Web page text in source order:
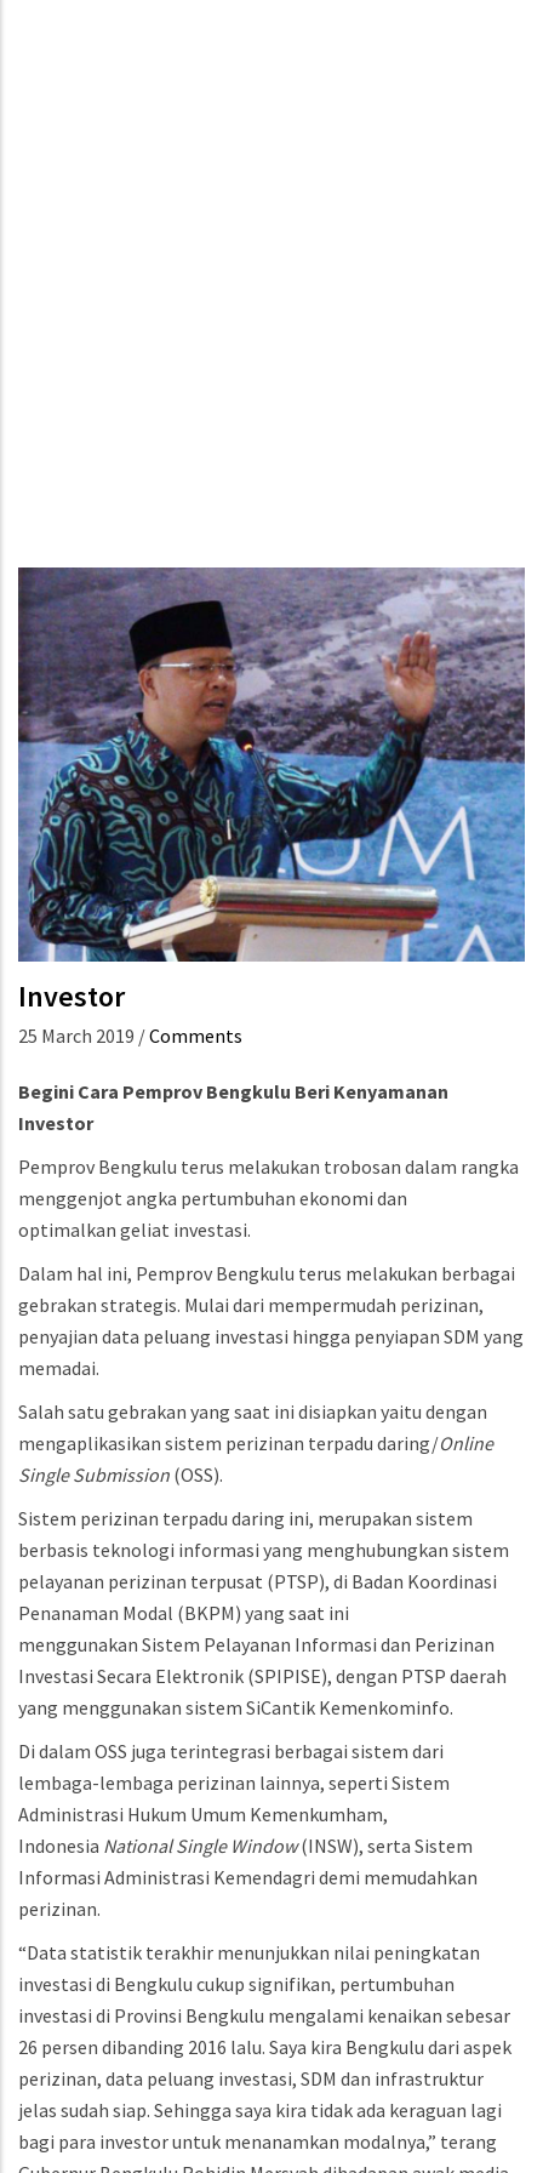
Investor
25 March 2019 /Comments
Begini Cara Pemprov Bengkulu Beri Kenyamanan
Investor
Pemprov Bengkulu terus melakukan trobosan dalam rangka
menggenjot angka pertumbuhan ekonomi dan
optimalkan geliat investasi.
Dalam hal ini, Pemprov Bengkulu terus melakukan berbagai
gebrakan strategis. Mulai dari mempermudah perizinan,
penyajian data peluang investasi hingga penyiapan SDM yang
memadai.
Salah satu gebrakan yang saat ini disiapkan yaitu dengan
mengaplikasikan sistem perizinan terpadu daring/Online
Single Submission (OSS).
Sistem perizinan terpadu daring ini, merupakan sistem
berbasis teknologi informasi yang menghubungkan sistem
pelayanan perizinan terpusat (PTSP), di Badan Koordinasi
Penanaman Modal (BKPM) yang saat ini
menggunakan Sistem Pelayanan Informasi dan Perizinan
Investasi Secara Elektronik (SPIPISE), dengan PTSP daerah
yang menggunakan sistem SiCantik Kemenkominfo.
Di dalam OSS juga terintegrasi berbagai sistem dari
lembaga-lembaga perizinan lainnya, seperti Sistem
Administrasi Hukum Umum Kemenkumham,
Indonesia National Single Window(INSW), serta Sistem
Informasi Administrasi Kemendagri demi memudahkan
perizinan.
“Data statistik terakhir menunjukkan nilai peningkatan
investasi di Bengkulu cukup signifikan, pertumbuhan
investasi di Provinsi Bengkulu mengalami kenaikan sebesar
26 persen dibanding 2016 lalu. Saya kira Bengkulu dari aspek
perizinan, data peluang investasi, SDM dan infrastruktur
jelas sudah siap. Sehingga saya kira tidak ada keraguan lagi
bagi para investor untuk menanamkan modalnya,” terang